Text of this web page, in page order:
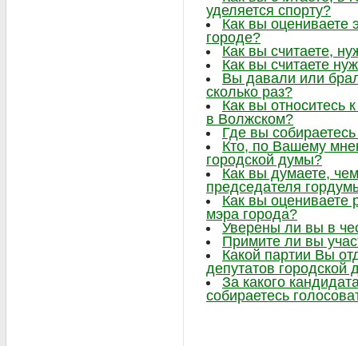
уделяется спорту?
Как вы оцениваете
городе?
Как вы считаете,
Как вы считаете
Вы давали или
сколько раз?
Как вы относитесь
в Волжском?
Где вы
Кто, по Вашему
городской думы?
Как вы думаете,
председателя
Как вы оцениваете
мэра города?
Уверены ли вы в
Примите ли вы
Какой партии Вы
депутатов городской
За какого
собираетесь